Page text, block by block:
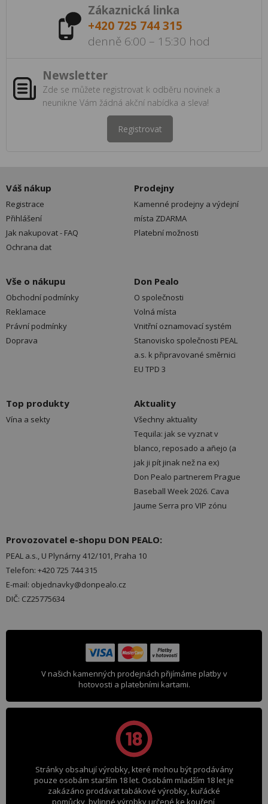
Zákaznická linka
+420 725 744 315
denně 6:00 – 15:30 hod
Newsletter
Zde se můžete registrovat k odběru novinek a
neunikne Vám žádná akční nabídka a sleva!
Registrovat
Váš nákup
Registrace
Přihlášení
Jak nakupovat - FAQ
Ochrana dat
Prodejny
Kamenné prodejny a výdejní
místa ZDARMA
Platební možnosti
Vše o nákupu
Obchodní podmínky
Reklamace
Právní podmínky
Doprava
Don Pealo
O společnosti
Volná místa
Vnitřní oznamovací systém
Stanovisko společnosti PEAL
a.s. k připravované směrnici
EU TPD 3
Top produkty
Vína a sekty
Aktuality
Všechny aktuality
Tequila: jak se vyznat v
blanco, reposado a añejo (a
jak ji pít jinak než na ex)
Don Pealo partnerem Prague
Baseball Week 2026. Cava
Jaume Serra pro VIP zónu
Provozovatel e-shopu DON PEALO:
PEAL a.s., U Plynárny 412/101, Praha 10
Telefon: +420 725 744 315
E-mail: objednavky@donpealo.cz
DIČ: CZ25775634
V našich kamenných prodejnách přijímáme platby v
hotovosti a platebními kartami.
Stránky obsahují výrobky, které mohou být prodávány
pouze osobám starším 18 let. Osobám mladším 18 let je
zakázáno prodávat tabákové výrobky, kuřácké
pomůcky, bylinné výrobky určené ke kouření,